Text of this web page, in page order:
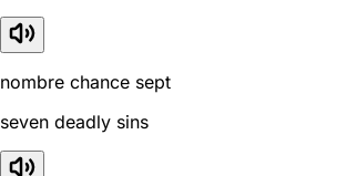
nombre chance sept
seven deadly sins